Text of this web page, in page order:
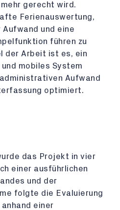
gerecht wird.
Ferienauswertung,
und eine
führen zu
der Arbeit ist es, ein
mobiles System
Aufwand
optimiert.
das Projekt in vier
einer ausführlichen
und der
folgte die Evaluierung
einer